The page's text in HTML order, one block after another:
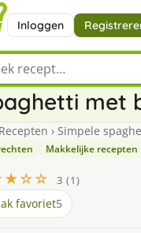
Inloggen
een recept
met
Recepten › Simpele
Makkelijke recepten
3 (1)
favoriet5